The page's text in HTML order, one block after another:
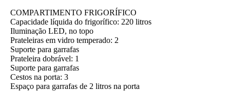
COMPARTIMENTO FRIGORÍFICO
Capacidade líquida do frigorífico: 220 litros
Iluminação LED, no topo
Prateleiras em vidro temperado: 2
Suporte para garrafas
Prateleira dobrável: 1
Suporte para garrafas
Cestos na porta: 3
Espaço para garrafas de 2 litros na porta